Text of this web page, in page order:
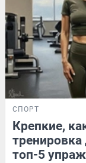
СПОРТ
Крепкие,
тренировка
топ-5